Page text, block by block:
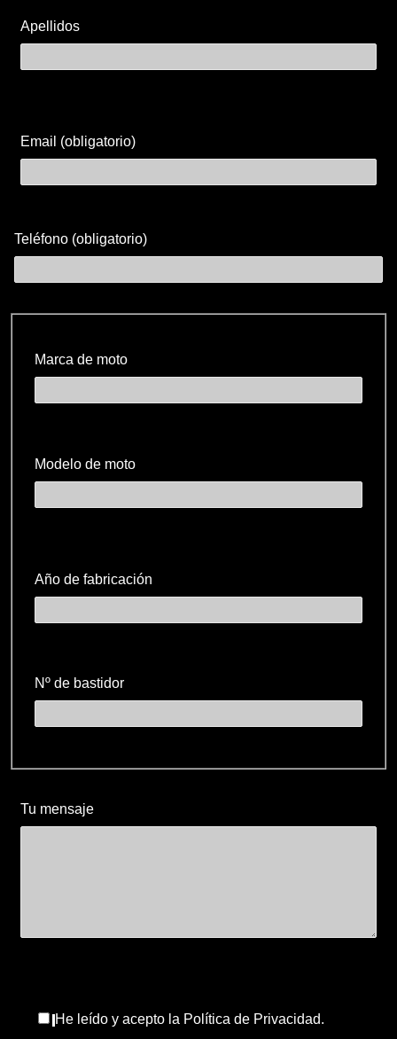
Apellidos
Email (obligatorio)
Teléfono (obligatorio)
Marca de moto
Modelo de moto
Año de fabricación
Nº de bastidor
Tu mensaje
He leído y acepto la Política de Privacidad.